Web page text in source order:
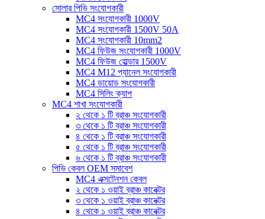
সোলার পিভি সংযোগকারী
MC4 সংযোগকারী 1000V
MC4 সংযোগকারী 1500V 50A
MC4 সংযোগকারী 10mm2
MC4 ফিউজ সংযোগকারী 1000V
MC4 ফিউজ হোল্ডার 1500V
MC4 M12 প্যানেল সংযোগকারী
MC4 ডায়োড সংযোগকারী
MC4 সিলিং ক্যাপ
MC4 শাখা সংযোগকারী
২ থেকে ১ টি ব্রাঞ্চ সংযোগকারী
৩ থেকে ১ টি ব্রাঞ্চ সংযোগকারী
৪ থেকে ১ টি ব্রাঞ্চ সংযোগকারী
৫ থেকে ১ টি ব্রাঞ্চ সংযোগকারী
৬ থেকে ১ টি ব্রাঞ্চ সংযোগকারী
পিভি কেবল OEM সমাবেশ
MC4 এক্সটেনশন কেবল
২ থেকে ১ ওয়াই ব্রাঞ্চ কানেক্টর
৩ থেকে ১ ওয়াই ব্রাঞ্চ কানেক্টর
৪ থেকে ১ ওয়াই ব্রাঞ্চ কানেক্টর